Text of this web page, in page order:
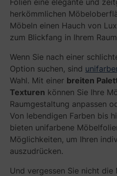
herkömmlichen
Möbeln einen Hauch von
zum Blickfang in Ihrem
Wenn Sie nach einer
Option suchen, sind
Wahl. Mit einer breiten
Texturen können Sie Ihre
Raumgestaltung anpassen
Von lebendigen Farben bis
bieten unifarbene
Möglichkeiten, um Ihren
auszudrücken.
Und vergessen Sie nicht die